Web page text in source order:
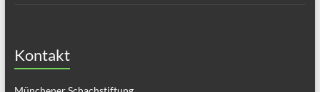
Kontakt